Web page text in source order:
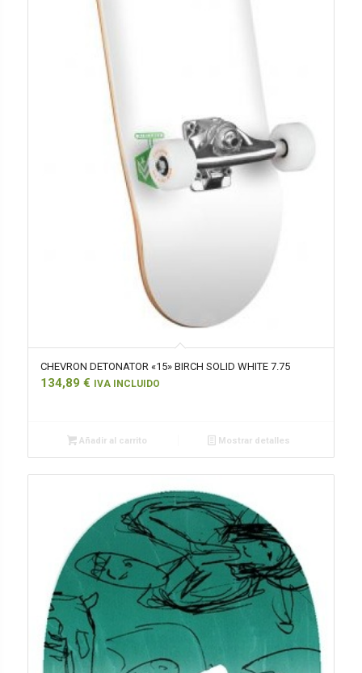
CHEVRON DETONATOR «15» BIRCH SOLID WHITE 7.75
134,89 € IVA INCLUIDO
Añadir al carrito Mostrar detalles